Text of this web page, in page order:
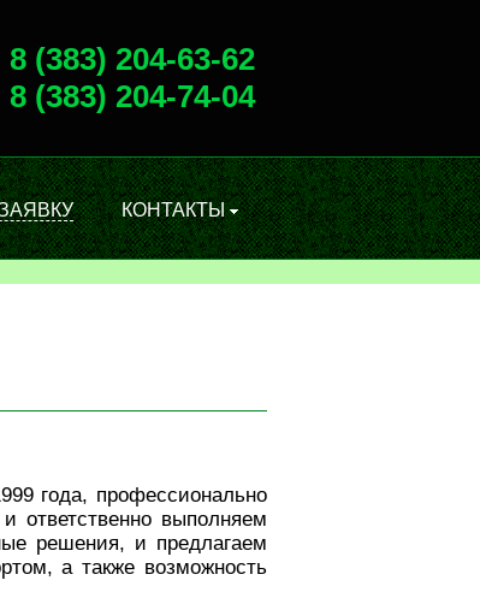
8 (383) 204-63-62
8 (383) 204-74-04
КОНТАКТЫ
года, профессионально
ответственно выполняем
решения, и предлагаем
а также возможность